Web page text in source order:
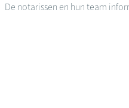
De notarissen en hun team